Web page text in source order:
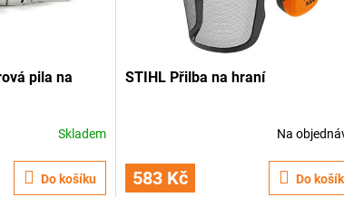
pila na
Skladem
Do košíku
STIHL Přilba na hraní
Na
583 Kč Do